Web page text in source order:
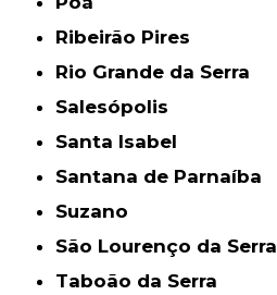
Ribeirão Pires
Rio Grande da Serra
Salesópolis
Santa Isabel
Santana de Parnaíba
Suzano
São Lourenço da Serra
Taboão da Serra